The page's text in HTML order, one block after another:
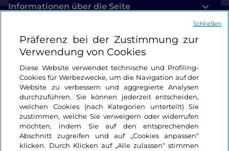
Informationen über die Seite
Nützliche Links
Login
Bleiben wir in Kontakt
Präferenz bei der Zustimmung zur
Verwendung von Cookies
Diese Website verwendet technische und Profiling-
Cookies für Werbezwecke, um die Navigation auf der
Website zu verbessern und aggregierte Analysen
durchzuführen. Sie können jederzeit entscheiden,
welchen Cookies (nach Kategorien unterteilt) Sie
zustimmen, welche Sie verweigern oder widerrufen
möchten, indem Sie auf den entsprechenden
Abschnitt zugreifen und auf „Cookies anpassen“
klicken. Durch Klicken auf „Alle zulassen“ stimmen
Schließen